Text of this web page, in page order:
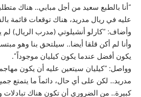
“أنا بالطبع سعيد من أجل مبابي.. هناك
عليه في ريال مدريد، هناك توقعات قائمة
وأضاف: “كارلو أنشيلوتي (مدرب الريال) لم
وأنا لم أكن قلقا أيضا.. سيلتحق بنا وهو
يكون أفضل عندما يكون كيليان موجوداً”.
وواصل: “كيليان سيتعين عليه أن يكون
مدريد.. لكن على أي حال، دائماً ما يتمتع
كبيرة.. من الضروري أن تكون هناك تبادلات